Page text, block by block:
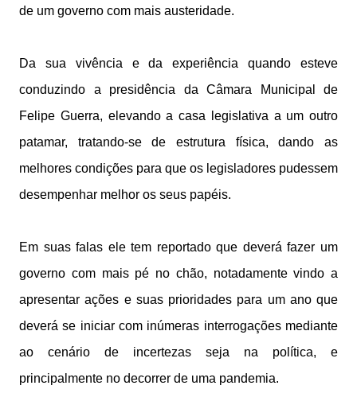
de um governo com mais austeridade.
Da sua vivência e da experiência quando esteve
conduzindo a presidência da Câmara Municipal de
Felipe Guerra, elevando a casa legislativa a um outro
patamar, tratando-se de estrutura física, dando as
melhores condições para que os legisladores pudessem
desempenhar melhor os seus papéis.
Em suas falas ele tem reportado que deverá fazer um
governo com mais pé no chão, notadamente vindo a
apresentar ações e suas prioridades para um ano que
deverá se iniciar com inúmeras interrogações mediante
ao cenário de incertezas seja na política, e
principalmente no decorrer de uma pandemia.